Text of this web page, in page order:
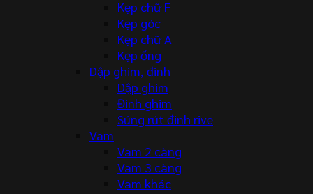
Kẹp chữ F
Kẹp góc
Kẹp chữ A
Kẹp ống
Dập ghim, đinh
Dập ghim
Đinh ghim
Súng rút đinh rive
Vam
Vam 2 càng
Vam 3 càng
Vam khác